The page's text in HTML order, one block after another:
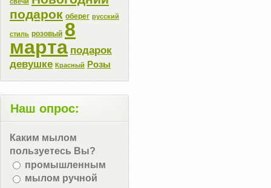
подарок оберег русский
стиль розовый 8
марта подарок
девушке Красный Розы
Наш опрос:
Каким мылом
пользуетесь Вы?
промышленным
мылом ручной